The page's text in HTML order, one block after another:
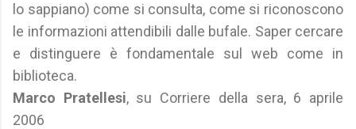
lo sappiano) come si consulta, come si riconoscono
le informazioni attendibili dalle bufale. Saper cercare
e distinguere è fondamentale sul web come in
biblioteca.
Marco Pratellesi, su Corriere della sera, 6 aprile
2006